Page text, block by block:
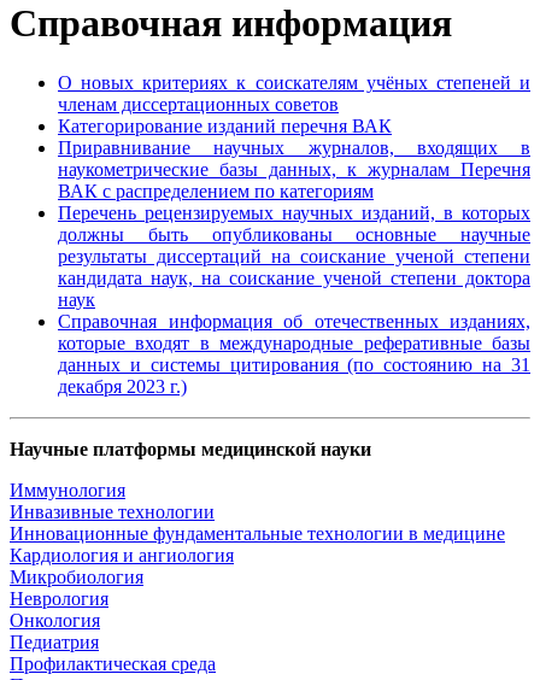
Справочная информация
О новых критериях к соискателям учёных степеней и
членам диссертационных советов
Категорирование изданий перечня ВАК
Приравнивание научных журналов, входящих в
наукометрические базы данных, к журналам Перечня
ВАК с распределением по категориям
Перечень рецензируемых научных изданий, в которых
должны быть опубликованы основные научные
результаты диссертаций на соискание ученой степени
кандидата наук, на соискание ученой степени доктора
наук
Справочная информация об отечественных изданиях,
которые входят в международные реферативные базы
данных и системы цитирования (по состоянию на 31
декабря 2023 г.)
Научные платформы медицинской науки
Иммунология
Инвазивные технологии
Инновационные фундаментальные технологии в медицине
Кардиология и ангиология
Микробиология
Неврология
Онкология
Педиатрия
Профилактическая среда